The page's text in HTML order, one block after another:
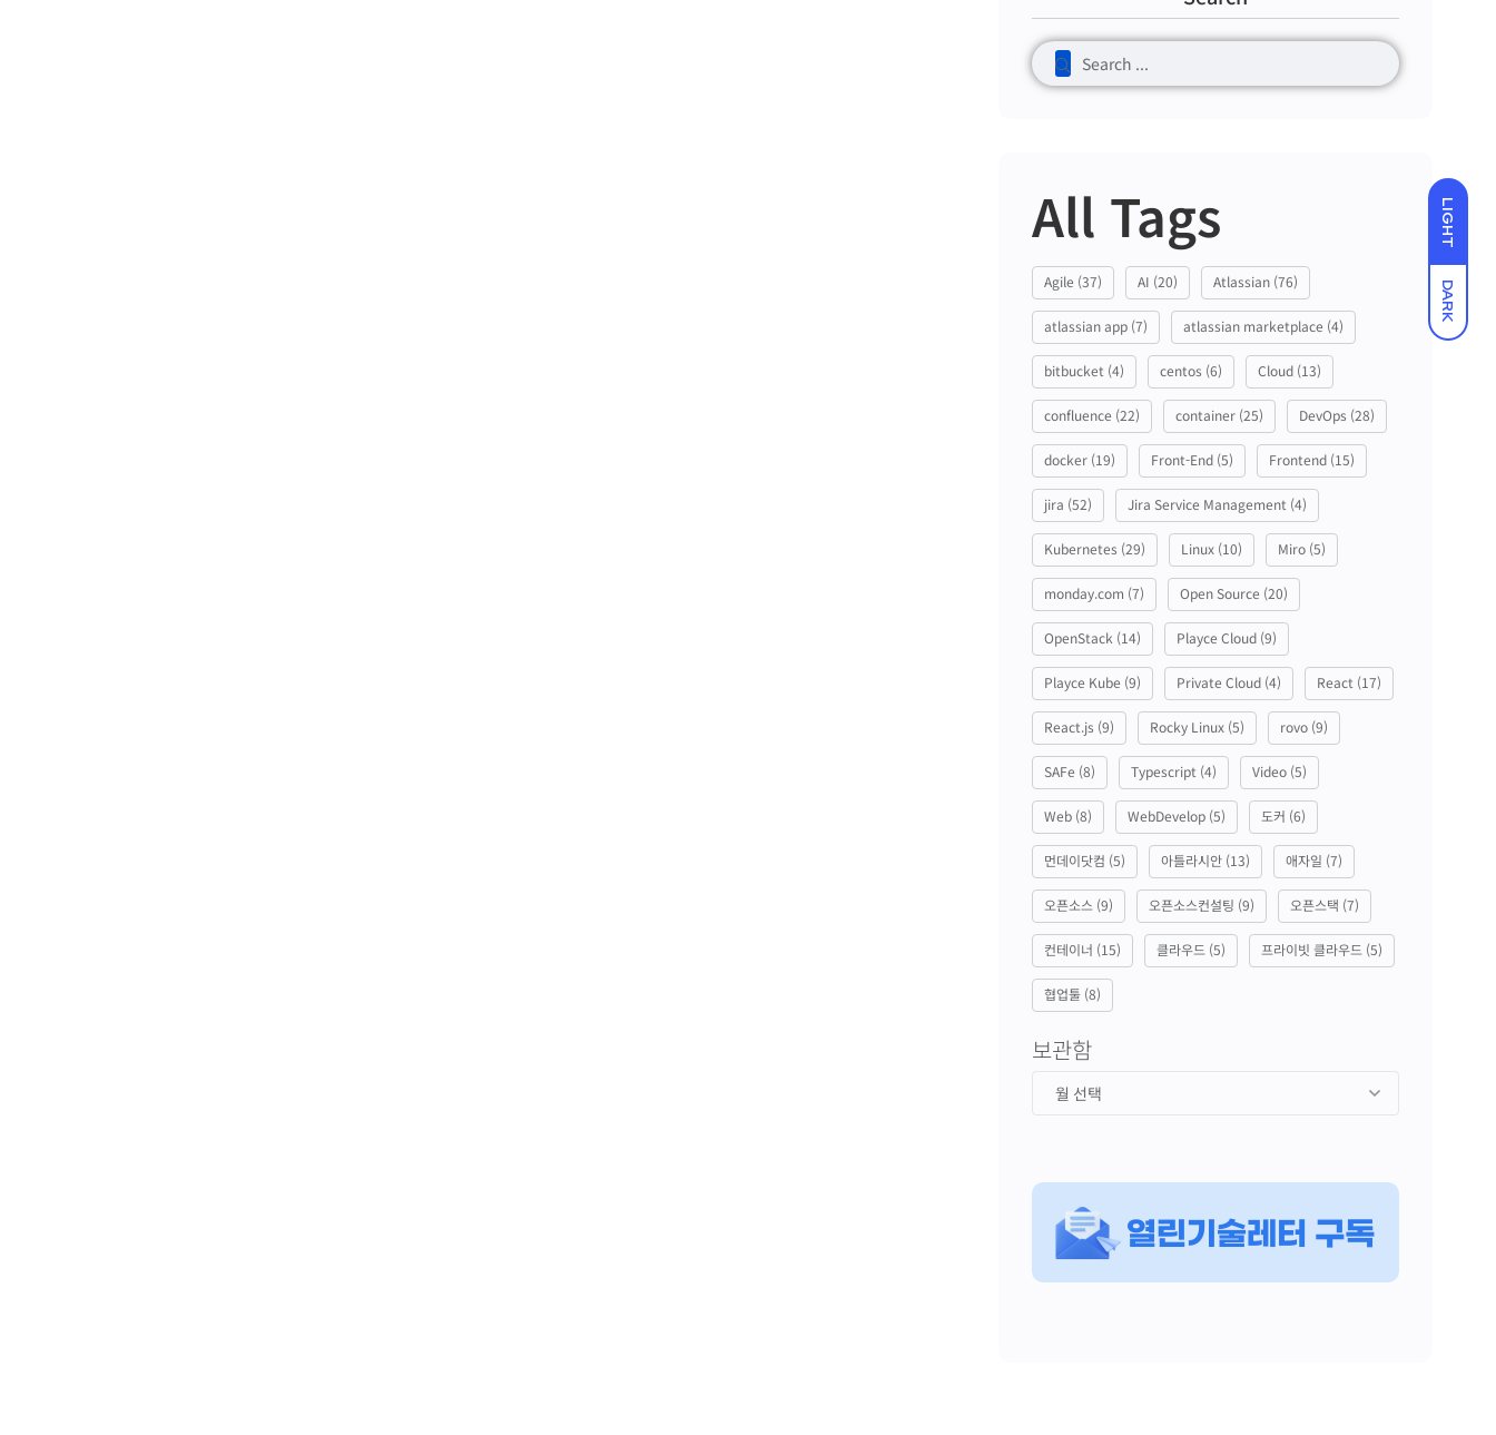
LIGHT
DARK
All Tags
Agile (37) AI (20) Atlassian (76)
atlassian app (7) atlassian marketplace (4)
bitbucket (4) centos (6) Cloud (13)
confluence (22) container (25) DevOps (28)
docker (19) Front-End (5) Frontend (15)
jira (52) Jira Service Management (4)
Kubernetes (29) Linux (10) Miro (5)
monday.com (7) Open Source (20)
OpenStack (14) Playce Cloud (9)
Playce Kube (9) Private Cloud (4) React (17)
React.js (9) Rocky Linux (5) rovo (9)
SAFe (8) Typescript (4) Video (5)
Web (8) WebDevelop (5) 도커 (6)
먼데이닷컴 (5) 아틀라시안 (13) 애자일 (7)
오픈소스 (9) 오픈소스컨설팅 (9) 오픈스택 (7)
컨테이너 (15) 클라우드 (5) 프라이빗 클라우드 (5)
협업툴 (8)
보관함